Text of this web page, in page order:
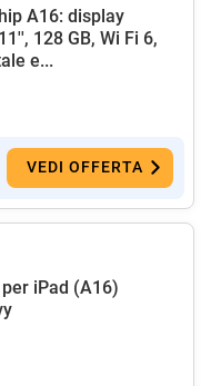
A16: display
128 GB, Wi Fi 6,
e...
VEDI OFFERTA
iPad (A16)